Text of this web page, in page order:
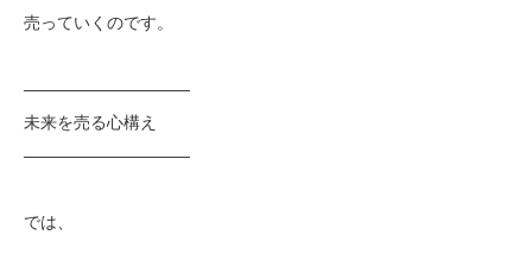
売っていくのです。
——————————
未来を売る心構え
——————————
では、